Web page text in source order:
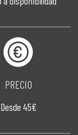
PRECIO
Desde 45€